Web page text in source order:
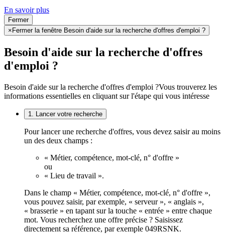
En savoir plus
Fermer
× Fermer la fenêtre Besoin d'aide sur la recherche d'offres d'emploi ?
Besoin d'aide sur la recherche d'offres
d'emploi ?
Besoin d'aide sur la recherche d'offres d'emploi ?Vous trouverez les
informations essentielles en cliquant sur l'étape qui vous intéresse
1. Lancer votre recherche
Pour lancer une recherche d'offres, vous devez saisir au moins
un des deux champs :
« Métier, compétence, mot-clé, n° d'offre »
ou
« Lieu de travail ».
Dans le champ « Métier, compétence, mot-clé, n° d'offre »,
vous pouvez saisir, par exemple, « serveur », « anglais »,
« brasserie » en tapant sur la touche « entrée » entre chaque
mot. Vous recherchez une offre précise ? Saisissez
directement sa référence, par exemple 049RSNK.